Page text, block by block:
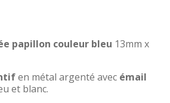
papillon couleur bleu 13mm x
en métal argenté avec émail
et blanc.